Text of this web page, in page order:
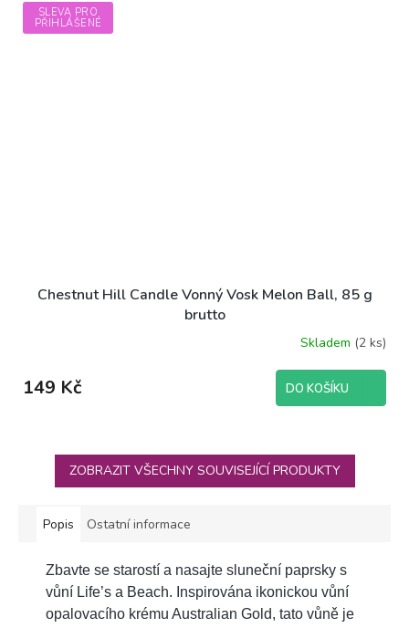
SLEVA PRO
PŘIHLÁŠENÉ
Chestnut Hill Candle Vonný Vosk Melon Ball, 85 g
brutto
produktu
je
hvězdiček.
Skladem (2 ks)
149 Kč DO KOŠÍKU
ZOBRAZIT VŠECHNY SOUVISEJÍCÍ PRODUKTY
Popis Ostatní informace
Zbavte se starostí a nasajte sluneční paprsky s
vůní Life’s a Beach. Inspirována ikonickou vůní
opalovacího krému Australian Gold, tato vůně je